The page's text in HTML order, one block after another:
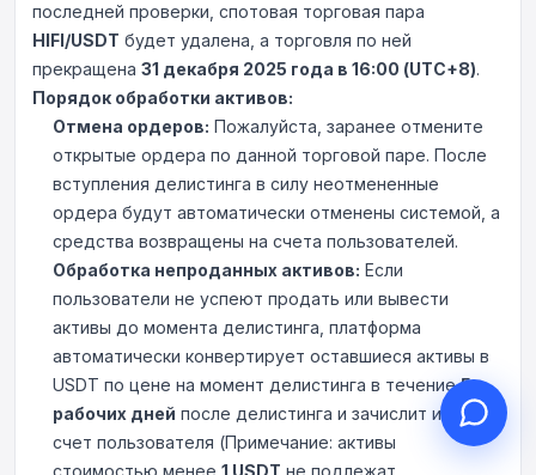
последней проверки, спотовая торговая пара
HIFI/USDT будет удалена, а торговля по ней
прекращена 31 декабря 2025 года в 16:00 (UTC+8).
Порядок обработки активов:
Отмена ордеров: Пожалуйста, заранее отмените
открытые ордера по данной торговой паре. После
вступления делистинга в силу неотмененные
ордера будут автоматически отменены системой, а
средства возвращены на счета пользователей.
Обработка непроданных активов: Если
пользователи не успеют продать или вывести
активы до момента делистинга, платформа
автоматически конвертирует оставшиеся активы в
USDT по цене на момент делистинга в течение5
рабочих дней после делистинга и зачислит их на
счет пользователя (Примечание: активы
стоимостью менее 1 USDT не подлежат
Здравствуйте, чем могу
помочь?
Онлайн-поддержка к вашим услугам
Начать онлайн-консультацию
Проверить статус заявки